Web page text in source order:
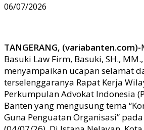
06/07/2026
TANGERANG, (variabanten.com)-
Basuki Law Firm, Basuki, SH.,
menyampaikan ucapan selamat
terselenggaranya Rapat Kerja
Perkumpulan Advokat Indonesia
Banten yang mengusung tema
Guna Penguatan Organisasi”